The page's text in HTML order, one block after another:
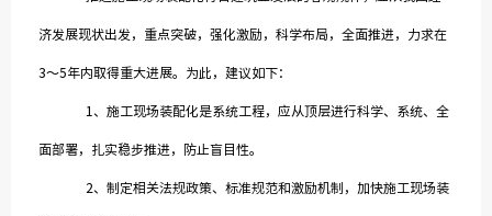
济发展现状出发，重点突破，强化激励，科学布局，全面推进，力求在
3～5年内取得重大进展。为此，建议如下：
1、施工现场装配化是系统工程，应从顶层进行科学、系统、全
面部署，扎实稳步推进，防止盲目性。
2、制定相关法规政策、标准规范和激励机制，加快施工现场装